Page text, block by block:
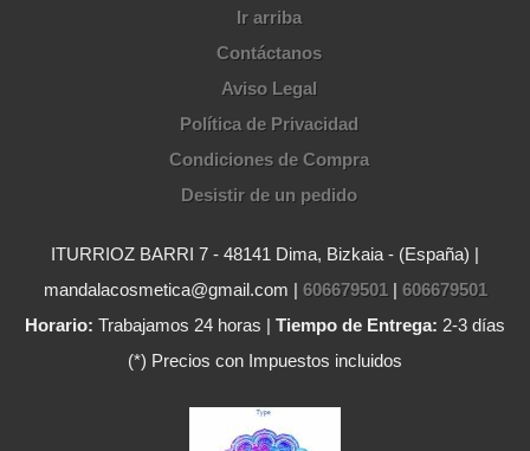
Ir arriba
Contáctanos
Aviso Legal
Política de Privacidad
Condiciones de Compra
Desistir de un pedido
ITURRIOZ BARRI 7 - 48141 Dima, Bizkaia - (España) |
mandalacosmetica@gmail.com | 606679501| 606679501
Horario: Trabajamos 24 horas | Tiempo de Entrega: 2-3 días
(*) Precios con Impuestos incluidos